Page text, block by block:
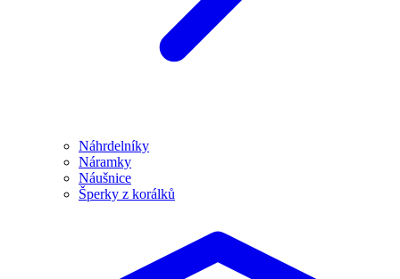
Náhrdelníky
Náramky
Náušnice
Šperky z korálků